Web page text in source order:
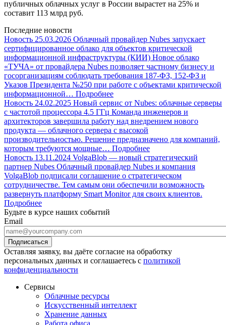
публичных облачных услуг в России вырастет на 25% и
составит 113 млрд руб.
Последние новости
Новость 25.03.2026 Облачный провайдер Nubes запускает
сертифицированное облако для объектов критической
информационной инфраструктуры (КИИ) Новое облако
«ТУЧА» от провайдера Nubes позволяет частному бизнесу и
госорганизациям соблюдать требования 187-ФЗ, 152-ФЗ и
Указов Президента №250 при работе с объектами критической
информационной… Подробнее
Новость 24.02.2025 Новый сервис от Nubes: облачные серверы
с частотой процессора 4.5 ГГц Команда инженеров и
архитекторов завершила работу над внедрением нового
продукта — облачного сервера с высокой
производительностью. Решение предназначено для компаний,
которым требуются мощные… Подробнее
Новость 13.11.2024 VolgaBlob — новый стратегический
партнер Nubes Облачный провайдер Nubes и компания
VolgaBlob подписали соглашение о стратегическом
сотрудничестве. Тем самым они обеспечили возможность
развернуть платформу Smart Monitor для своих клиентов.
Подробнее
Будьте в курсе наших событий
Email
Оставляя заявку, вы даёте согласие на обработку
персональных данных и соглашаетесь с политикой
конфиденциальности
Сервисы
Облачные ресурсы
Искусственный интеллект
Хранение данных
Работа офиса